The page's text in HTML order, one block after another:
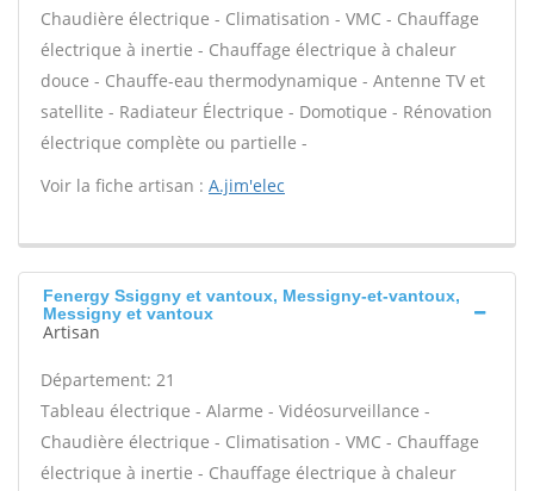
Chaudière électrique - Climatisation - VMC - Chauffage
électrique à inertie - Chauffage électrique à chaleur
douce - Chauffe-eau thermodynamique - Antenne TV et
satellite - Radiateur Électrique - Domotique - Rénovation
électrique complète ou partielle -
Voir la fiche artisan : A.jim'elec
Fenergy Ssiggny et vantoux, Messigny-et-vantoux,
Messigny et vantoux
Artisan
Département: 21
Tableau électrique - Alarme - Vidéosurveillance -
Chaudière électrique - Climatisation - VMC - Chauffage
électrique à inertie - Chauffage électrique à chaleur